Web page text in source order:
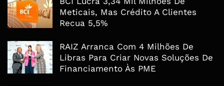
Meticais, Mas Crédito A Clientes
Recua 5,5%
RAIZ Arranca Com 4 Milhões De
Libras Para Criar Novas Soluções De
Financiamento Às PME